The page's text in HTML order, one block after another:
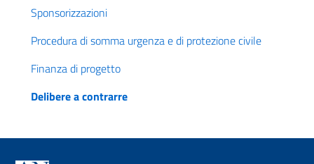
Sponsorizzazioni
Procedura di somma urgenza e di protezione civile
Finanza di progetto
Delibere a contrarre